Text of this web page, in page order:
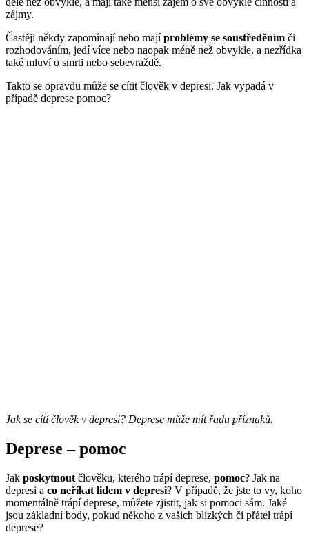
zájmy.
Častěji někdy zapomínají nebo majíproblémy se soustředěním či
rozhodováním, jedí více nebo naopak méně než obvykle, a nezřídka
také mluví o smrti nebo sebevraždě.
Takto se opravdu může se cítit člověk v depresi. Jak vypadá v
případě deprese pomoc?
Jak se cítí člověk v depresi? Deprese může mít řadu příznaků.
Deprese – pomoc
Jak poskytnout člověku, kterého trápí deprese, pomoc? Jak na
depresi a co neříkat lidem v depresi? V případě, že jste to vy, koho
momentálně trápí deprese, můžete zjistit, jak si pomoci sám. Jaké
jsou základní body, pokud někoho z vašich blízkých či přátel trápí
deprese?